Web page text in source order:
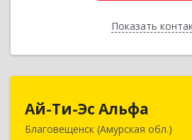
ПоказатьНазад
Ай-Ти-Эс Альфа
Благовещенск (Амурская обл.)
675000, Амурская обл,